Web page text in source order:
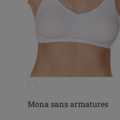
Mona sans armatures